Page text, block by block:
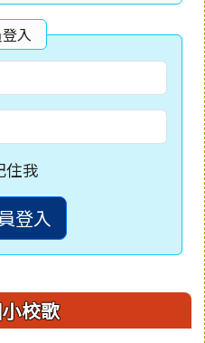
入
住我
登入
校歌